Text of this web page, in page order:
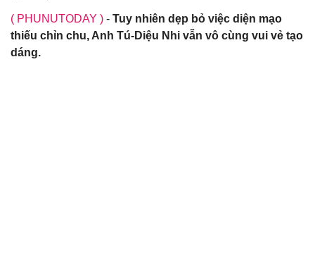
( PHUNUTODAY ) - Tuy nhiên dẹp bỏ việc diện mạo
thiếu chỉn chu, Anh Tú-Diệu Nhi vẫn vô cùng vui vẻ tạo
dáng.